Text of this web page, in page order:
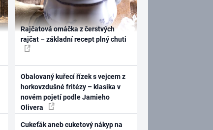
Rajčatová omáčka z čerstvých
rajčat – základní recept plný chuti
Obalovaný kuřecí řízek s vejcem z
horkovzdušné fritézy – klasika v
novém pojetí podle Jamieho
Olivera
Cukeťák aneb cuketový nákyp na